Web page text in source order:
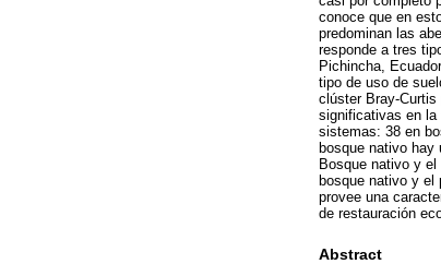
conoce que en
predominan las
responde a tres
Pichincha,
tipo de uso de
clúster Bray-Curtis
significativas en la
sistemas: 38 en
bosque nativo hay
Bosque nativo y
bosque nativo y el
provee una
de restauración
Abstract